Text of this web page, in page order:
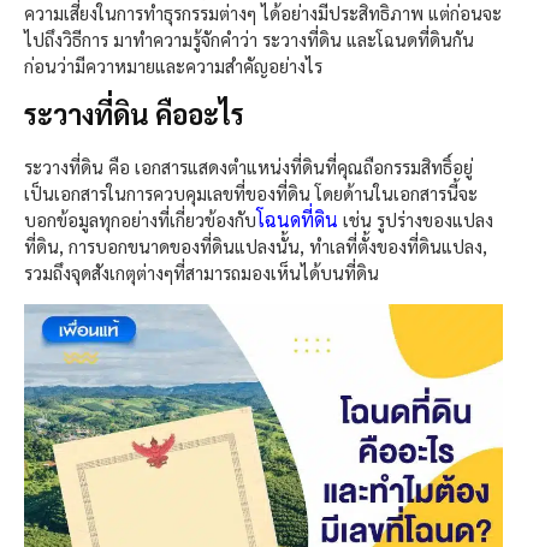
ความเสี่ยงในการทำธุรกรรมต่างๆ ได้อย่างมีประสิทธิภาพ แต่ก่อนจะ
ไปถึงวิธีการ มาทำความรู้จักคำว่า ระวางที่ดิน และโฉนดที่ดินกัน
ก่อนว่ามีควาหมายและความสำคัญอย่างไร
ระวางที่ดิน คืออะไร
ระวางที่ดิน คือ เอกสารแสดงตำแหน่งที่ดินที่คุณถือกรรมสิทธิ์อยู่
เป็นเอกสารในการควบคุมเลขที่ของที่ดิน โดยด้านในเอกสารนี้จะ
บอกข้อมูลทุกอย่างที่เกี่ยวข้องกับโฉนดที่ดิน เช่น รูปร่างของแปลง
ที่ดิน, การบอกขนาดของที่ดินแปลงนั้น, ทำเลที่ตั้งของที่ดินแปลง,
รวมถึงจุดสังเกตุต่างๆที่สามารถมองเห็นได้บนที่ดิน